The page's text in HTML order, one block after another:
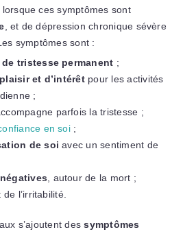
lorsque ces symptômes sont
, et de dépression chronique sévère
symptômes sont :
tristesse permanent ;
et d’intérêtpour les activités
;
parfois la tristesse ;
en soi;
de soiavec un sentiment de
, autour de la mort ;
l’irritabilité.
s’ajoutent dessymptômes